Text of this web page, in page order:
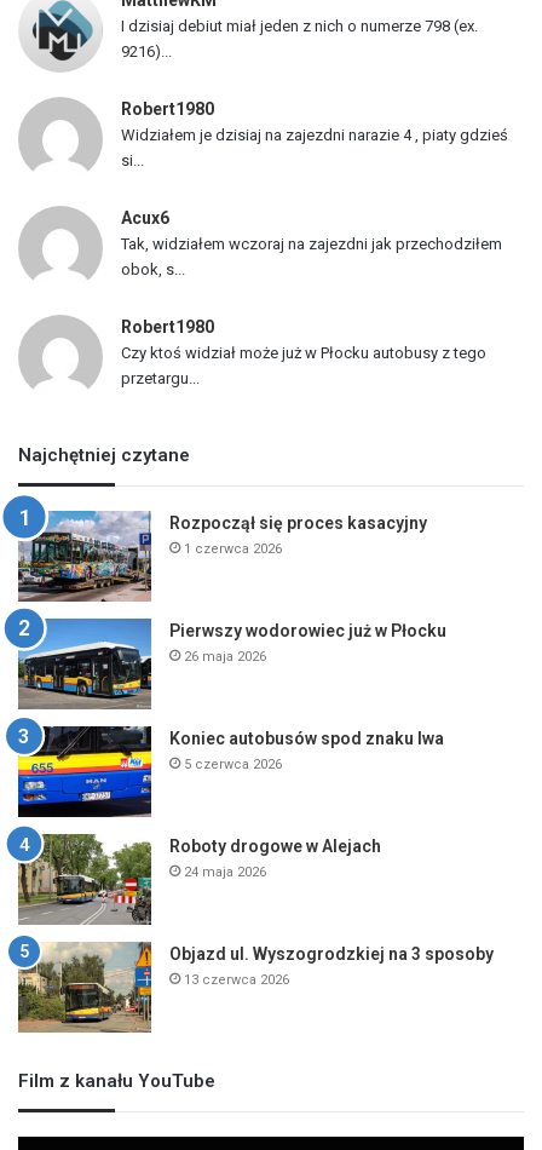
w
I dzisiaj debiut miał jeden z nich o numerze 798 (ex.
9216)...
Robert1980
Widziałem je dzisiaj na zajezdni narazie 4 , piaty gdzieś
si...
Acux6
Tak, widziałem wczoraj na zajezdni jak przechodziłem
obok, s...
Robert1980
Czy ktoś widział może już w Płocku autobusy z tego
przetargu...
Najchętniej czytane
Rozpoczął się proces kasacyjny
1 czerwca 2026
Pierwszy wodorowiec już w Płocku
26 maja 2026
Koniec autobusów spod znaku lwa
5 czerwca 2026
Roboty drogowe w Alejach
24 maja 2026
Objazd ul. Wyszogrodzkiej na 3 sposoby
13 czerwca 2026
Film z kanału YouTube